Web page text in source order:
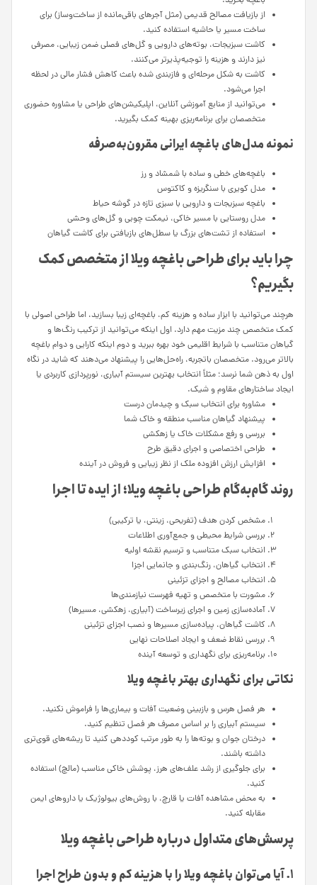
از بازیافت مصالح قدیمی (مثل آجرهای باقی‌مانده از ساخت‌وساز) برای
ساخت مسیر یا حاشیه استفاده کنید.
کاشت سبزیجات، بوته‌های دارویی و گل‌های فصلی ضمن زیبایی، مصرفی
نیز دارند و هزینه را توجیه‌پذیرتر می‌کنند.
کاشت به شکل مرحله‌ای و فازبندی شده باعث کاهش فشار مالی در لحظه
اجرا می‌شود.
می‌توانید از منابع آموزشی آنلاین، اپلیکیشن‌های طراحی یا مشاوره حضوری
متخصصان برای برنامه‌ریزی بهینه کمک بگیرید.
نمونه مدل‌های باغچه ایرانی مقرون‌به‌صرفه
باغچه‌های خطی و ساده با شمشاد و رز
مدل کویری با سنگریزه و کاکتوس
باغچه سبزیجات و دارویی با سبزی تازه در گوشه حیاط
مدل روستایی با مسیر خاکی، نیمکت چوبی و گل‌های وحشی
استفاده از تشت‌های بزرگ یا سطل‌های بازیافتی برای کاشت گیاهان
چرا باید برای طراحی باغچه ویلا از متخصص کمک
بگیریم؟
هرچند می‌توانید با ابزار ساده و هزینه کم، باغچه‌ای زیبا بسازید، اما طراحی اصولی با
کمک متخصص چند مزیت مهم دارد. اول اینکه می‌توانید از ترکیب رنگ‌ها و
گیاهان متناسب با شرایط اقلیمی خود بهره ببرید و دوم اینکه کارایی و دوام باغچه
بالاتر می‌رود. متخصصان باتجربه، راه‌حل‌هایی را پیشنهاد می‌دهند که شاید در نگاه
اول به ذهن شما نرسد؛ مثلاً انتخاب بهترین سیستم آبیاری، نورپردازی کاربردی یا
ایجاد ساختارهای مقاوم و شیک.
مشاوره برای انتخاب سبک و چیدمان درست
پیشنهاد گیاهان مناسب منطقه و خاک شما
بررسی و رفع مشکلات خاک یا زهکشی
طراحی اختصاصی و اجرای دقیق طرح
افزایش ارزش افزوده ملک از نظر زیبایی و فروش در آینده
روند گام‌به‌گام طراحی باغچه ویلا؛ از ایده تا اجرا
مشخص کردن هدف (تفریحی، زینتی، یا ترکیبی)
بررسی شرایط محیطی و جمع‌آوری اطلاعات
انتخاب سبک متناسب و ترسیم نقشه اولیه
انتخاب گیاهان، رنگ‌بندی و جانمایی اجزا
انتخاب مصالح و اجزای تزئینی
مشورت با متخصص و تهیه فهرست نیازمندی‌ها
آماده‌سازی زمین و اجرای زیرساخت (آبیاری، زهکشی، مسیرها)
کاشت گیاهان، پیاده‌سازی مسیرها و نصب اجزای تزئینی
بررسی نقاط ضعف و ایجاد اصلاحات نهایی
برنامه‌ریزی برای نگهداری و توسعه آینده
نکاتی برای نگهداری بهتر باغچه ویلا
هر فصل هرس و بازبینی وضعیت آفات و بیماری‌ها را فراموش نکنید.
سیستم آبیاری را بر اساس مصرف هر فصل تنظیم کنید.
درختان جوان و بوته‌ها را به طور مرتب کوددهی کنید تا ریشه‌های قوی‌تری
داشته باشند.
برای جلوگیری از رشد علف‌های هرز، پوشش خاکی مناسب (مالچ) استفاده
کنید.
به محض مشاهده آفات یا قارچ، با روش‌های بیولوژیک یا داروهای ایمن
مقابله کنید.
پرسش‌های متداول درباره طراحی باغچه ویلا
۱. آیا می‌توان باغچه ویلا را با هزینه کم و بدون طراح اجرا